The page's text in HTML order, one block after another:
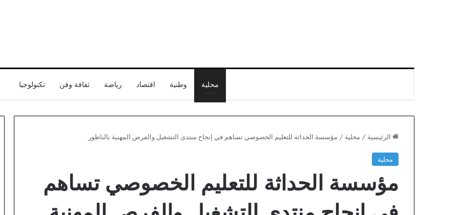
محلية وطنية اقتصاد رياضة ثقافة وفن تكنولوجيا
الرئيسية / محلية / مؤسسة الحداثة للتعليم الخصوصي تساهم في إنجاح منتدى التشغيل والفرص المهنية بالناظور
محلية
مؤسسة الحداثة للتعليم الخصوصي تساهم
المهرجان
المتوسطي
للناظور
يواصل
تألقه
الملقب
بـ”الناظوري”
دبي
من
45
متفرج